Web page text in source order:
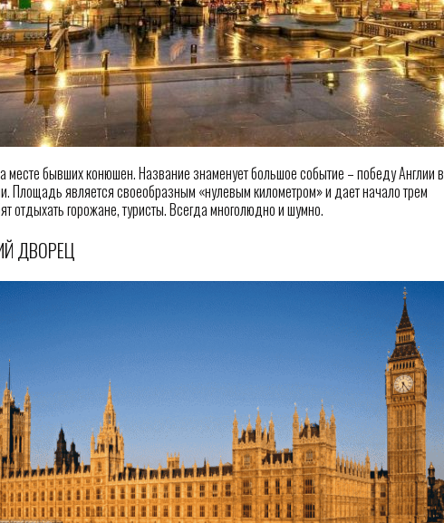
месте бывших конюшен. Название знаменует большое событие – победу Англии в
Площадь является своеобразным «нулевым километром» и дает начало трем
отдыхать горожане, туристы. Всегда многолюдно и шумно.
ДВОРЕЦ